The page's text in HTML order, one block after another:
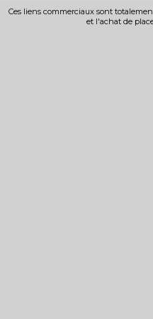
Ces liens commerciaux sont
et l'achat de